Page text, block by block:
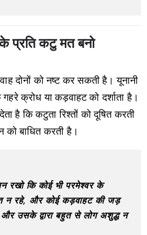
प्रति कटु मत बनो
दोनों को नष्ट कर सकती है। यूनानी
क्रोध या कड़वाहट को दर्शाता है।
है कि कटुता रिश्तों को दूषित करती
बाधित करती है।
रखो कि कोई भी परमेश्वर के
न रहे, और कोई कड़वाहट की जड़
उसके द्वारा बहुत से लोग अशुद्ध न